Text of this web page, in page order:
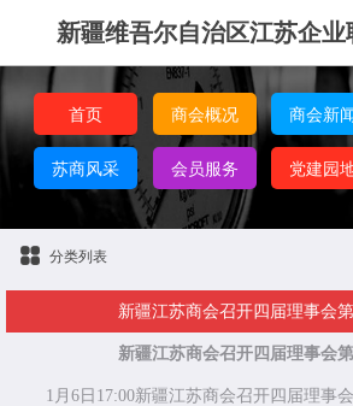
新疆维吾尔自治区江苏企
首页 商会概况 商会新
苏商风采 会员服务 党建园
分类列表
新疆江苏商会召开四届理事会
新疆江苏商会召开四届理事会
1月6日17:00新疆江苏商会召开四届理事